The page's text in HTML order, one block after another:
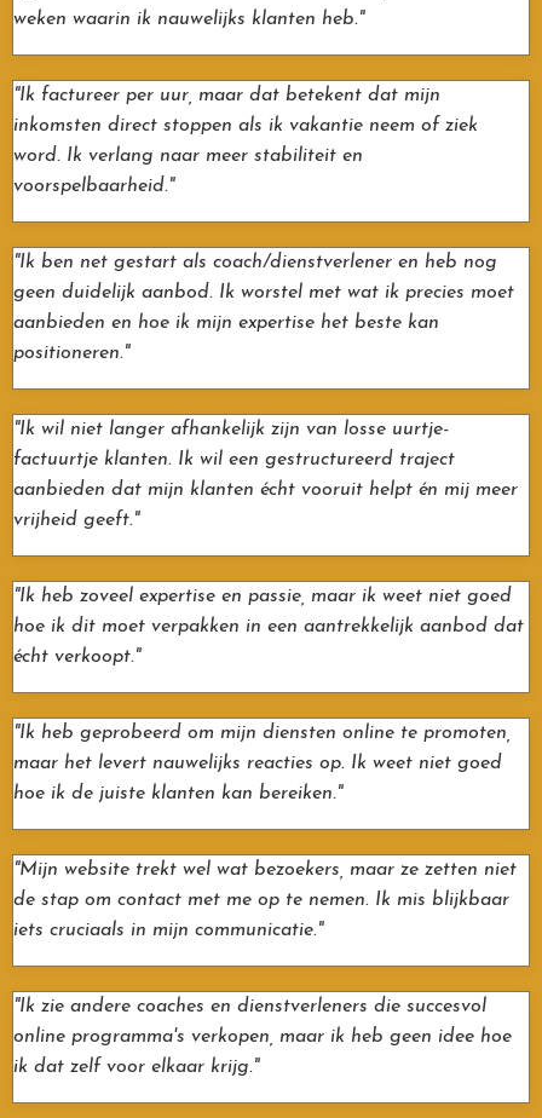
weken waarin ik nauwelijks klanten heb."
"Ik factureer per uur, maar dat betekent dat mijn
inkomsten direct stoppen als ik vakantie neem of ziek
word. Ik verlang naar meer stabiliteit en
voorspelbaarheid."
"Ik ben net gestart als coach/dienstverlener en heb nog
geen duidelijk aanbod. Ik worstel met wat ik precies moet
aanbieden en hoe ik mijn expertise het beste kan
positioneren."
"Ik wil niet langer afhankelijk zijn van losse uurtje-
factuurtje klanten. Ik wil een gestructureerd traject
aanbieden dat mijn klanten écht vooruit helpt én mij meer
vrijheid geeft."
"Ik heb zoveel expertise en passie, maar ik weet niet goed
hoe ik dit moet verpakken in een aantrekkelijk aanbod dat
écht verkoopt."
"Ik heb geprobeerd om mijn diensten online te promoten,
maar het levert nauwelijks reacties op. Ik weet niet goed
hoe ik de juiste klanten kan bereiken."
"Mijn website trekt wel wat bezoekers, maar ze zetten niet
de stap om contact met me op te nemen. Ik mis blijkbaar
iets cruciaals in mijn communicatie."
"Ik zie andere coaches en dienstverleners die succesvol
online programma's verkopen, maar ik heb geen idee hoe
ik dat zelf voor elkaar krijg."